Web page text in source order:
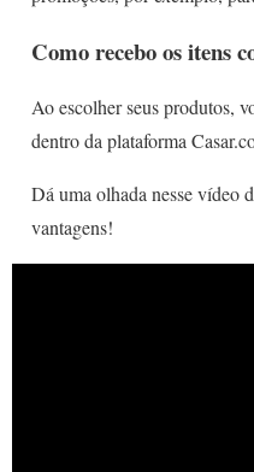
Como recebo os itens
Ao escolher seus produtos,
dentro da plataforma
Dá uma olhada nesse vídeo
vantagens!